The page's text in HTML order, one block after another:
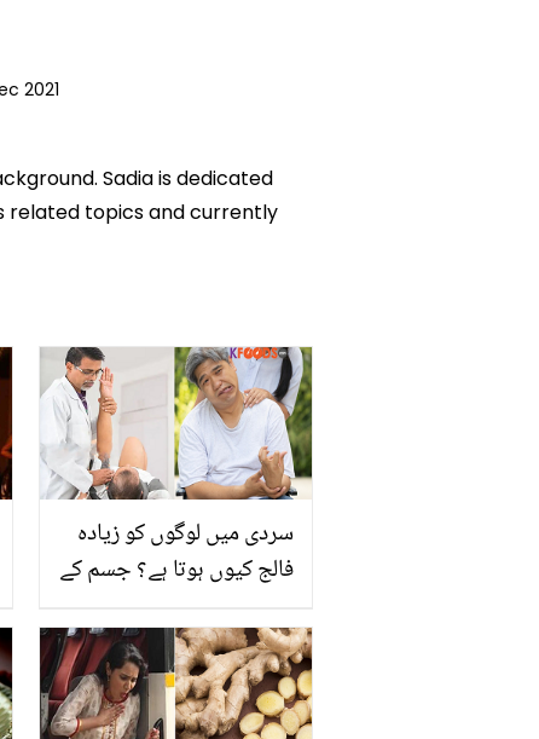
2021
Sadia is dedicated
related topics and currently
سردی میں لوگوں کو زیادہ
فالج کیوں ہوتا ہے؟ جسم کے
فالج سے بچا جاسکتا ہے!
ڈاکٹر کے مفید مشورے